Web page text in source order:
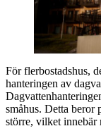
För flerbostadshus,
hanteringen av
småhus. Detta beror
större, vilket innebär